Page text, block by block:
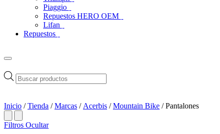
Piaggio
Repuestos HERO OEM
Lifan
Repuestos
Búsqueda
de
Inicio /Tienda /Marcas / Acerbis /Mountain Bike / Pantalones
Filtros Ocultar